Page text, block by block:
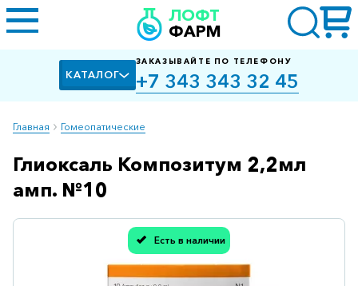
ЛОФТ
ФАРМ
КАТАЛОГ
ЗАКАЗЫВАЙТЕ ПО ТЕЛЕФОНУ
+7 343 343 32 45
Главная Гомеопатические
Алкоголизм,
курение
Антибактериальные
Глиоксаль Композитум 2,2мл
амп. №10
Есть в наличии
Спасибо, мы учли Вашу оценку!